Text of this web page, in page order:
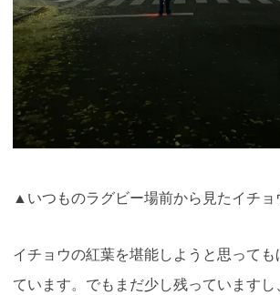
▲いつものラグビー場前から見たイチョ
イチョウの紅葉を堪能しようと思って
ています。でもまだ少し残っています